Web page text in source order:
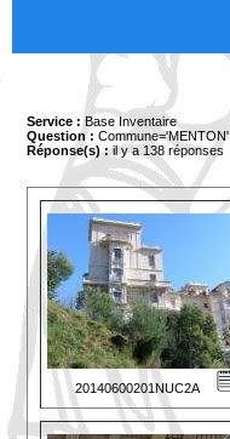
Service : Base Inventaire
Question : Commune='MENTON'
Réponse(s) :il y a 138 réponses
20140600201NUC2A